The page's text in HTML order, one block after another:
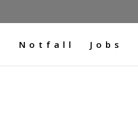
Notfall Jobs